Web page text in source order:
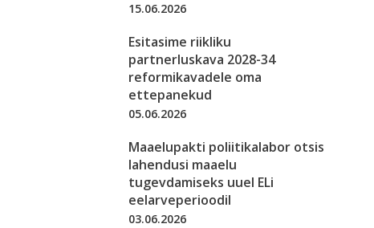
15.06.2026
Esitasime riikliku
partnerluskava 2028-34
reformikavadele oma
ettepanekud
05.06.2026
Maaelupakti poliitikalabor otsis
lahendusi maaelu
tugevdamiseks uuel ELi
eelarveperioodil
03.06.2026